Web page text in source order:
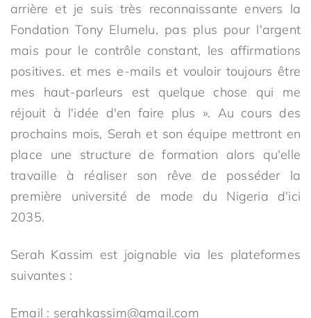
arrière et je suis très reconnaissante envers la
Fondation Tony Elumelu, pas plus pour l'argent
mais pour le contrôle constant, les affirmations
positives. et mes e-mails et vouloir toujours être
mes haut-parleurs est quelque chose qui me
réjouit à l'idée d'en faire plus ». Au cours des
prochains mois, Serah et son équipe mettront en
place une structure de formation alors qu'elle
travaille à réaliser son rêve de posséder la
première université de mode du Nigeria d'ici
2035.
Serah Kassim est joignable via les plateformes
suivantes :
Email : serahkassim@gmail.com